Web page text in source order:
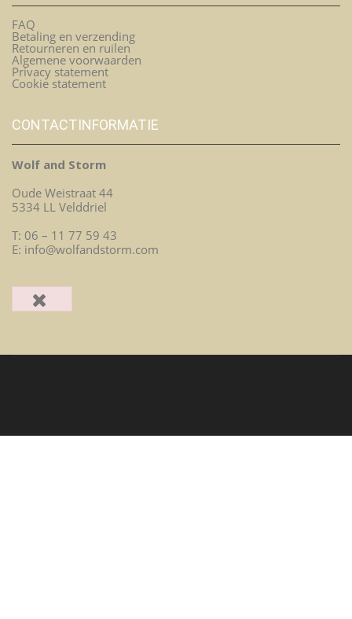
FAQ
Betaling en verzending
Retourneren en ruilen
Algemene voorwaarden
Privacy statement
Cookie statement
CONTACTINFORMATIE
Wolf and Storm
Oude Weistraat 44
5334 LL Velddriel
T: 06 – 11 77 59 43
E: info@wolfandstorm.com